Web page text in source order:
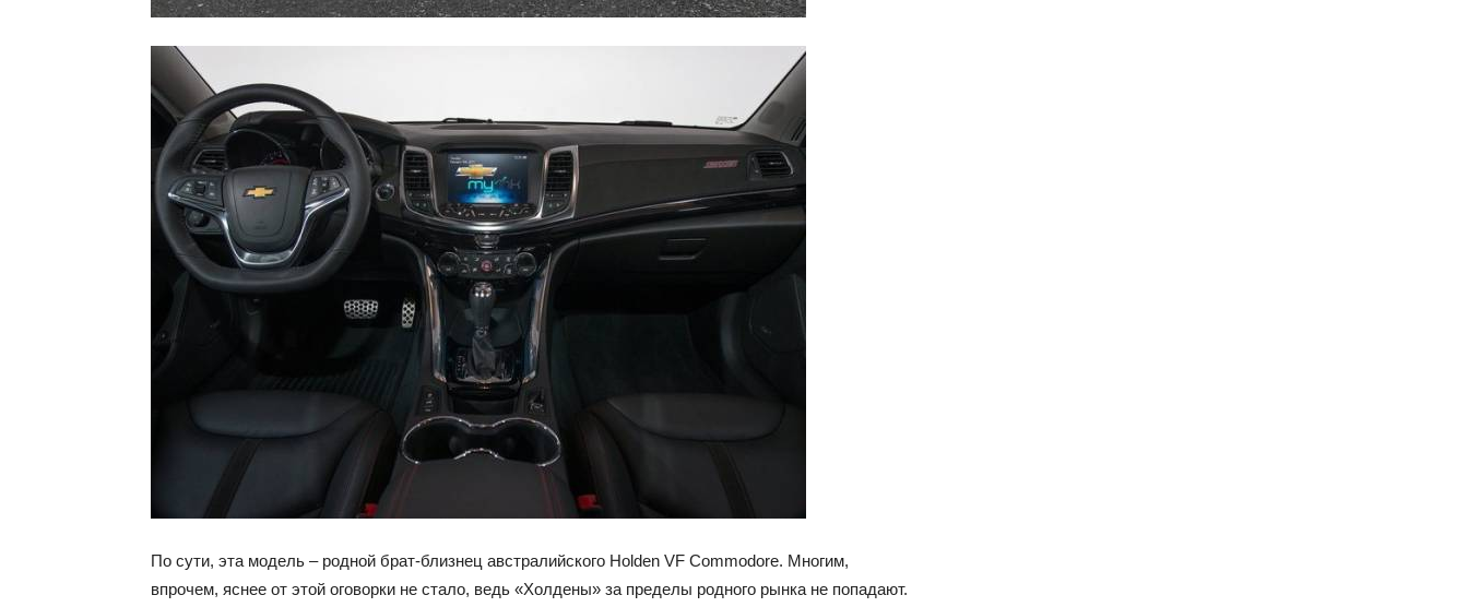
По сути, эта модель – родной брат-близнец австралийского Holden VF Commodore. Многим,
впрочем, яснее от этой оговорки не стало, ведь «Холдены» за пределы родного рынка не попадают.